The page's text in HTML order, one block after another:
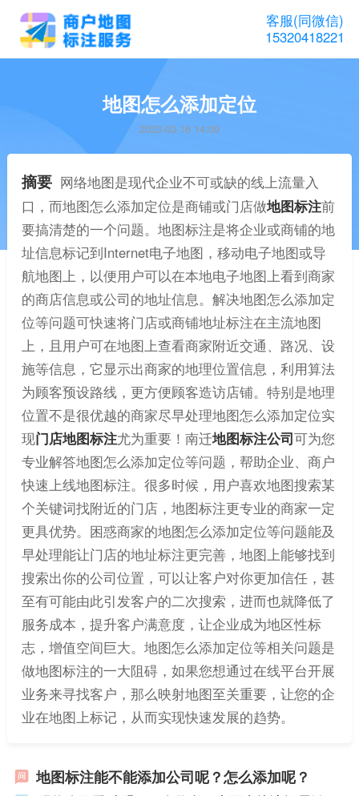
客服(同微信)
15320418221
地图怎么添加定位
2023-03-16 14:09
摘要 网络地图是现代企业不可或缺的线上流量入
口，而地图怎么添加定位是商铺或门店做地图标注前
要搞清楚的一个问题。地图标注是将企业或商铺的地
址信息标记到Internet电子地图，移动电子地图或导
航地图上，以便用户可以在本地电子地图上看到商家
的商店信息或公司的地址信息。解决地图怎么添加定
位等问题可快速将门店或商铺地址标注在主流地图
上，且用户可在地图上查看商家附近交通、路况、设
施等信息，它显示出商家的地理位置信息，利用算法
为顾客预设路线，更方便顾客造访店铺。特别是地理
位置不是很优越的商家尽早处理地图怎么添加定位实
现门店地图标注尤为重要！南迁地图标注公司可为您
专业解答地图怎么添加定位等问题，帮助企业、商户
快速上线地图标注。很多时候，用户喜欢地图搜索某
个关键词找附近的门店，地图标注更专业的商家一定
更具优势。困惑商家的地图怎么添加定位等问题能及
早处理能让门店的地址标注更完善，地图上能够找到
搜索出你的公司位置，可以让客户对你更加信任，甚
至有可能由此引发客户的二次搜索，进而也就降低了
服务成本，提升客户满意度，让企业成为地区性标
志，增值空间巨大。地图怎么添加定位等相关问题是
做地图标注的一大阻碍，如果您想通过在线平台开展
业务来寻找客户，那么映射地图至关重要，让您的企
业在地图上标记，从而实现快速发展的趋势。
地图标注能不能添加公司呢？怎么添加呢？